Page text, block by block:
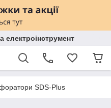
SDS-Plus